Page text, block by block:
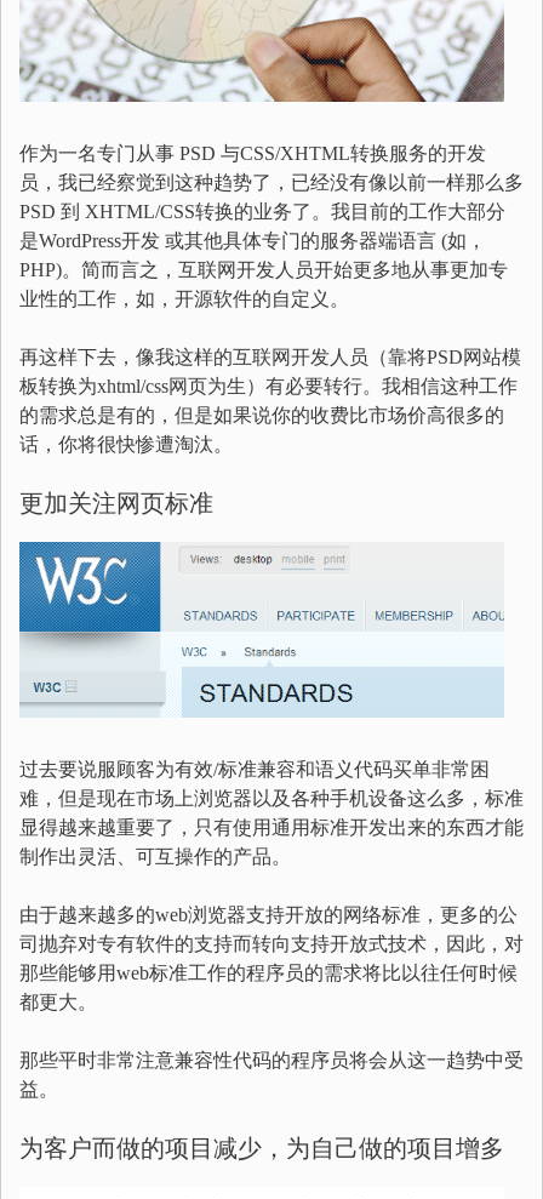
作为一名专门从事 PSD 与CSS/XHTML转换服务的开发
员，我已经察觉到这种趋势了，已经没有像以前一样那么多
PSD 到 XHTML/CSS转换的业务了。我目前的工作大部分
是WordPress开发 或其他具体专门的服务器端语言 (如，
PHP)。简而言之，互联网开发人员开始更多地从事更加专
业性的工作，如，开源软件的自定义。
再这样下去，像我这样的互联网开发人员（靠将PSD网站模
板转换为xhtml/css网页为生）有必要转行。我相信这种工作
的需求总是有的，但是如果说你的收费比市场价高很多的
话，你将很快惨遭淘汰。
更加关注网页标准
过去要说服顾客为有效/标准兼容和语义代码买单非常困
难，但是现在市场上浏览器以及各种手机设备这么多，标准
显得越来越重要了，只有使用通用标准开发出来的东西才能
制作出灵活、可互操作的产品。
由于越来越多的web浏览器支持开放的网络标准，更多的公
司抛弃对专有软件的支持而转向支持开放式技术，因此，对
那些能够用web标准工作的程序员的需求将比以往任何时候
都更大。
那些平时非常注意兼容性代码的程序员将会从这一趋势中受
益。
为客户而做的项目减少，为自己做的项目增多